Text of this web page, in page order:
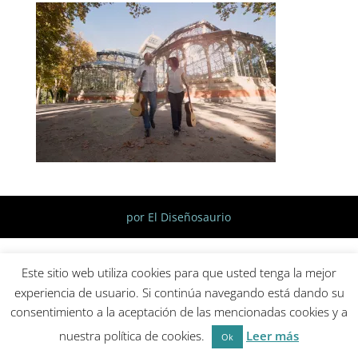
por El Diseñosaurio
Este sitio web utiliza cookies para que usted tenga la mejor
experiencia de usuario. Si continúa navegando está dando su
consentimiento a la aceptación de las mencionadas cookies y a
nuestra política de cookies.
Ok Leer más